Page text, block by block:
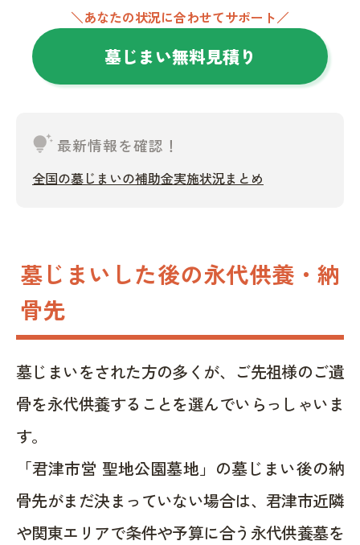
＼あなたの状況に合わせてサポート／
墓じまい無料見積り
tips_and_updates 最新情報を確認！
全国の墓じまいの補助金実施状況まとめ
墓じまいした後の永代供養・納
骨先
墓じまいをされた方の多くが、ご先祖様のご遺
骨を永代供養することを選んでいらっしゃいま
す。
「君津市営 聖地公園墓地」の墓じまい後の納
骨先がまだ決まっていない場合は、君津市近隣
や関東エリアで条件や予算に合う永代供養墓を